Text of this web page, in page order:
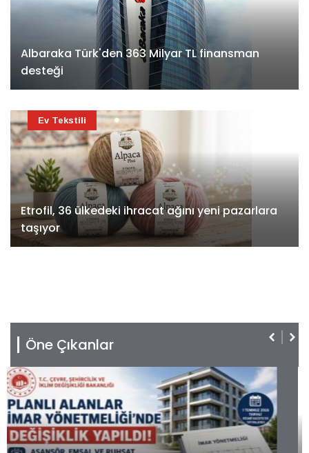
Albaraka Türk'den 363 Milyar TL finansman
desteği
Etrofil, 36 ülkedeki ihracat ağını yeni pazarlara
taşıyor
Ev Tekstili
Öne Çıkanlar